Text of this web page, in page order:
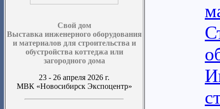
Свой дом
Выставка инженерного оборудования
и материалов для строительства и
обустройства коттеджа или
загородного дома
23 - 26 апреля 2026 г.
МВК «Новосибирск Экспоцентр»